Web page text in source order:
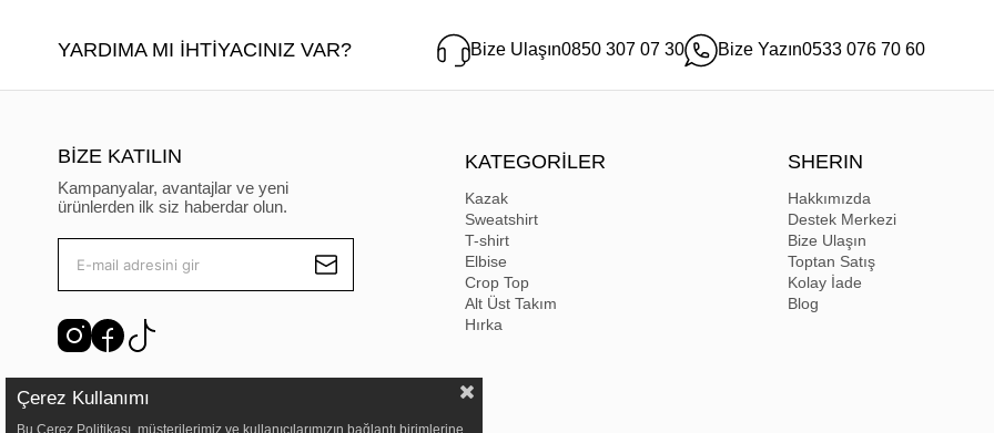
YARDIMA MI İHTİYACINIZ VAR? Bize Ulaşın0850 307 07 30 Bize Yazın0533 076 70 60
BİZE KATILIN
Kampanyalar, avantajlar ve yeni
ürünlerden ilk siz haberdar olun.
KATEGORİLER
Kazak
Sweatshirt
T-shirt
Elbise
Crop Top
Alt Üst Takım
Hırka
SHERIN
Hakkımızda
Destek Merkezi
Bize Ulaşın
Toptan Satış
Kolay İade
Blog
Çerez Kullanımı
Bu Çerez Politikası, müşterilerimiz ve kullanıcılarımızın bağlantı birimlerine